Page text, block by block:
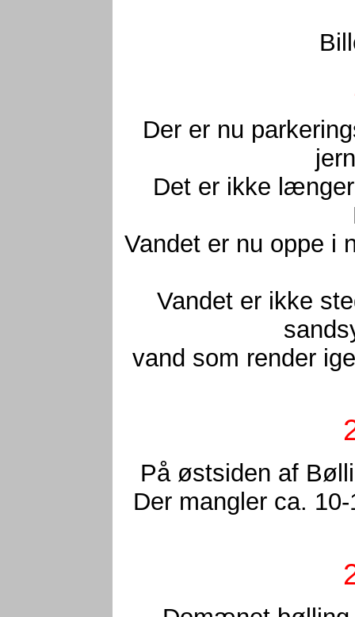
Der er nu
Det er ikke
Vandet er nu oppe i
Vandet er ikke
vand som render
På østsiden af
Der mangler ca.